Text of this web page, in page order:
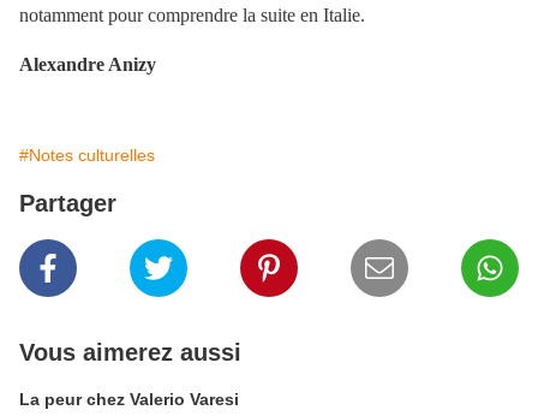
notamment pour comprendre la suite en Italie.
Alexandre Anizy
#Notes culturelles
Partager
Vous aimerez aussi
La peur chez Valerio Varesi